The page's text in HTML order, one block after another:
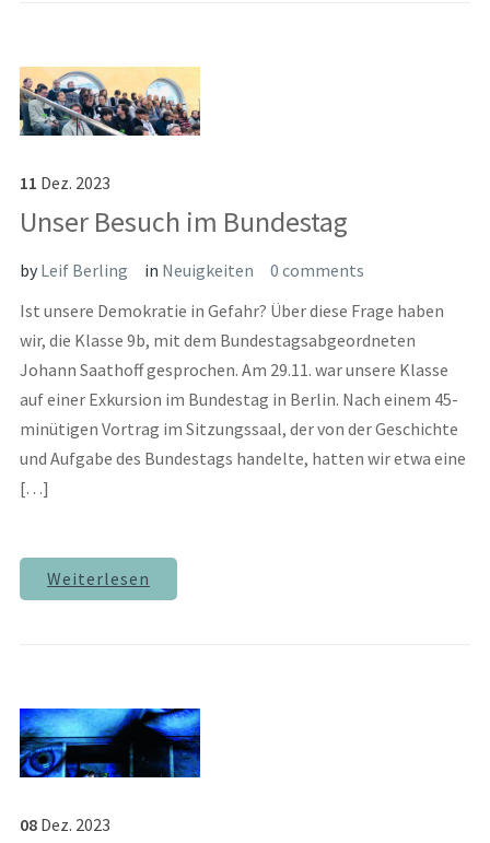
11 Dez. 2023
Unser Besuch im Bundestag
byLeif Berling in Neuigkeiten
0 comments
Ist unsere Demokratie in Gefahr? Über diese Frage haben
wir, die Klasse 9b, mit dem Bundestagsabgeordneten
Johann Saathoff gesprochen. Am 29.11. war unsere Klasse
auf einer Exkursion im Bundestag in Berlin. Nach einem 45-
minütigen Vortrag im Sitzungssaal, der von der Geschichte
und Aufgabe des Bundestags handelte, hatten wir etwa eine
[…]
Weiterlesen
08 Dez. 2023